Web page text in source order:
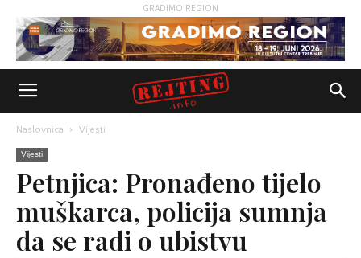
GRADIMO REGION
Naslovnica Vijesti
Vijesti
Petnjica: Pronađeno tijelo
muškarca, policija sumnja
da se radi o ubistvu